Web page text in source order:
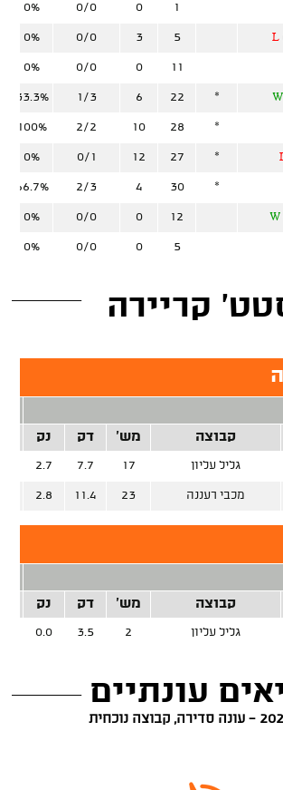
1
0
0/0
0%
L
5
3
0/0
0%
11
0
0/0
0%
W
*
22
6
1/3
33.3%
*
28
10
2/2
100%
*
27
12
0/1
0%
*
30
4
2/3
66.7%
W
12
0
0/0
0%
5
0
0/0
0%
קריירה
קבוצה מש' דק נק
גליל עליון 17
7.7
2.7
מכבי רעננה 23
11.4
2.8
קבוצה מש' דק נק
גליל עליון 2
3.5
0.0
עונתיים
נוכחית